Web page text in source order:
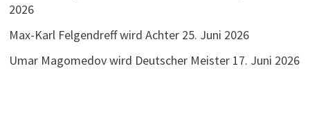
2026
Max-Karl Felgendreff wird Achter 25. Juni 2026
Umar Magomedov wird Deutscher Meister 17. Juni 2026